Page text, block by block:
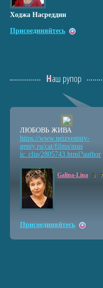
Ходжа Насреддин
Присоединяйтесь
Наш рупор
ЛЮБОВЬ ЖИВА
https://www.neizvestniy-
geniy.ru/cat/films/mus
ic_clip/2805743.html?author
Galina-Lina 6 7
Присоединяйтесь